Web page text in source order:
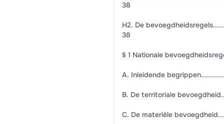
38
H2. De
38
§ 1 Nationale
A. Inleidende
B. De territoriale
C. De materiële